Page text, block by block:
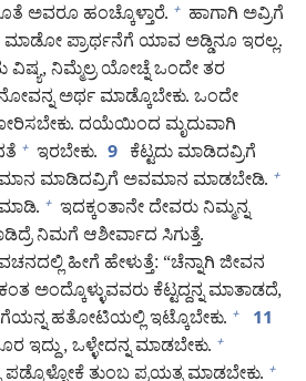
ಅವರೂ ಹಂಚ್ಕೊಳ್ತಾರೆ. + ಹಾಗಾಗಿ ಅವ್ರಿಗೆ
ಮಾಡೋ ಪ್ರಾರ್ಥನೆಗೆ ಯಾವ ಅಡ್ಡಿನೂ ಇರಲ್ಲ.
ವಿಷ್ಯ, ನಿಮ್ಮೆಲ್ರ ಯೋಚ್ನೆ ಒಂದೇ ತರ
ಅರ್ಥ ಮಾಡ್ಕೊಬೇಕು. ಒಂದೇ
ದಯೆಯಿಂದ ಮೃದುವಾಗಿ
+ ಇರಬೇಕು. 9 ಕೆಟ್ಟದು ಮಾಡಿದವ್ರಿಗೆ
ಮಾಡಿದವ್ರಿಗೆ ಅವಮಾನ ಮಾಡಬೇಡಿ. +
+ ಇದಕ್ಕಂತಾನೇ ದೇವರು ನಿಮ್ಮನ್ನ
ನಿಮಗೆ ಆಶೀರ್ವಾದ ಸಿಗುತ್ತೆ.
ಹೀಗೆ ಹೇಳುತ್ತೆ: “ಚೆನ್ನಾಗಿ ಜೀವನ
ಅಂದ್ಕೊಳ್ಳುವವರು ಕೆಟ್ಟದ್ದನ್ನ ಮಾತಾಡದೆ,
ಹತೋಟಿಯಲ್ಲಿ ಇಟ್ಕೊಬೇಕು. + 11
ಇದ್ದು, ಒಳ್ಳೇದನ್ನ ಮಾಡಬೇಕು. +
+